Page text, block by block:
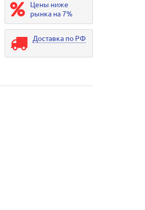
Цены ниже
рынка на 7%
Доставка по РФ